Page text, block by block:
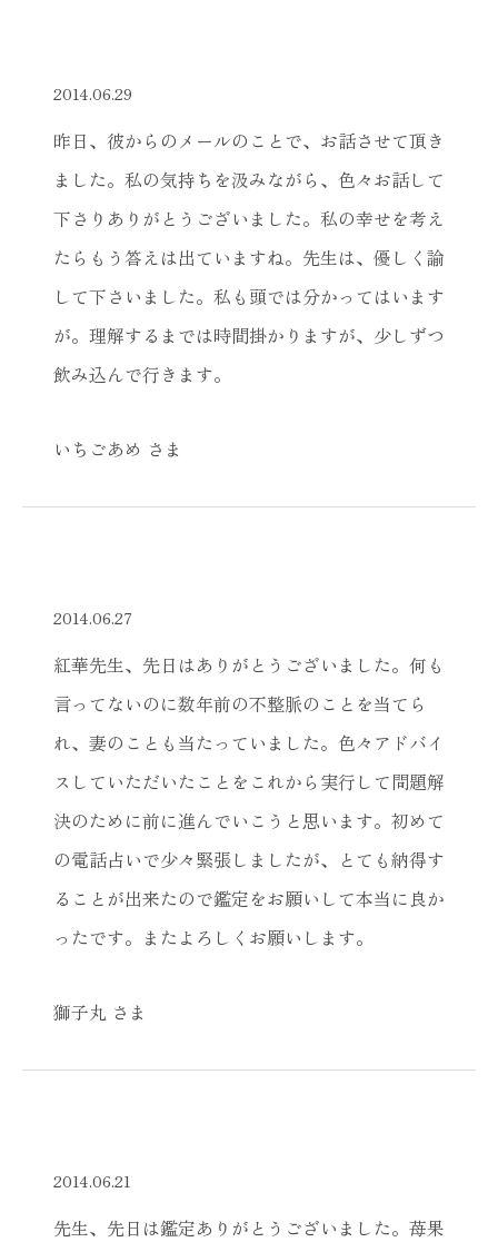
2014.06.29
昨日、彼からのメールのことで、お話させて頂き
ました。私の気持ちを汲みながら、色々お話して
下さりありがとうございました。私の幸せを考え
たらもう答えは出ていますね。先生は、優しく諭
して下さいました。私も頭では分かってはいます
が。理解するまでは時間掛かりますが、少しずつ
飲み込んで行きます。
いちごあめ さま
2014.06.27
紅華先生、先日はありがとうございました。何も
言ってないのに数年前の不整脈のことを当てら
れ、妻のことも当たっていました。色々アドバイ
スしていただいたことをこれから実行して問題解
決のために前に進んでいこうと思います。初めて
の電話占いで少々緊張しましたが、とても納得す
ることが出来たので鑑定をお願いして本当に良か
ったです。またよろしくお願いします。
獅子丸 さま
2014.06.21
先生、先日は鑑定ありがとうございました。苺果